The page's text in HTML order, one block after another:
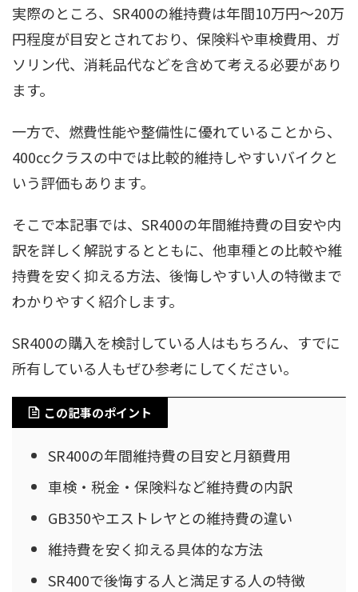
実際のところ、SR400の維持費は年間10万円〜20万
円程度が目安とされており、保険料や車検費用、ガ
ソリン代、消耗品代などを含めて考える必要があり
ます。
一方で、燃費性能や整備性に優れていることから、
400ccクラスの中では比較的維持しやすいバイクと
いう評価もあります。
そこで本記事では、SR400の年間維持費の目安や内
訳を詳しく解説するとともに、他車種との比較や維
持費を安く抑える方法、後悔しやすい人の特徴まで
わかりやすく紹介します。
SR400の購入を検討している人はもちろん、すでに
所有している人もぜひ参考にしてください。
この記事のポイント
SR400の年間維持費の目安と月額費用
車検・税金・保険料など維持費の内訳
GB350やエストレヤとの維持費の違い
維持費を安く抑える具体的な方法
SR400で後悔する人と満足する人の特徴